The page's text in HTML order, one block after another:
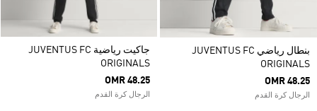
بنطال رياضي JUVENTUS FC
ORIGINALS‏
OMR 48.25
الرجال كرة القدم
جاكيت رياضية JUVENTUS FC
ORIGINALS
OMR 48.25
الرجال كرة القدم